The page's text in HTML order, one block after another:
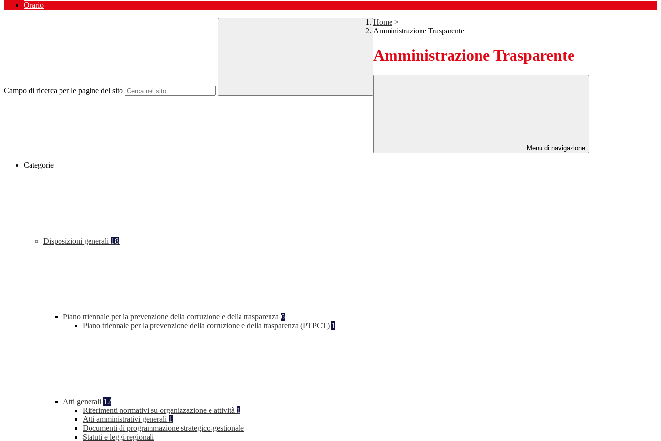
Orario
Campo di ricerca per le pagine del sito
Home >
Amministrazione Trasparente
Amministrazione Trasparente
Menu di navigazione
Categorie
Disposizioni generali 18
Piano triennale per la prevenzione della corruzione e della trasparenza 6
Piano triennale per la prevenzione della corruzione e della trasparenza (PTPCT) 1
Atti generali 12
Riferimenti normativi su organizzazione e attività 1
Atti amministrativi generali 1
Documenti di programmazione strategico-gestionale
Statuti e leggi regionali